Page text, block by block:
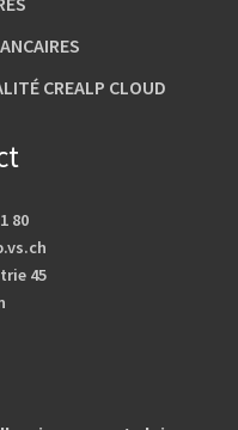
CREALP CLOUD
80
45